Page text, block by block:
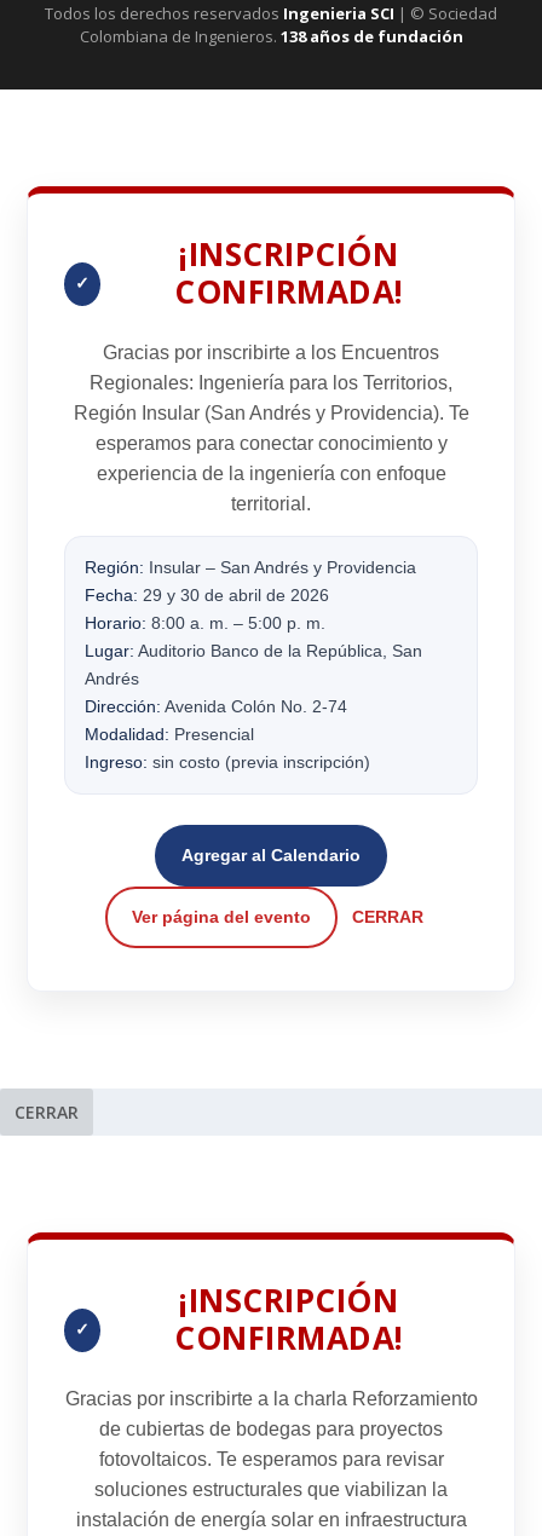
Todos los derechos reservados Ingenieria SCI | © Sociedad
Colombiana de Ingenieros. 138 años de fundación
✓
¡INSCRIPCIÓN
CONFIRMADA!
Gracias por inscribirte a los Encuentros
Regionales: Ingeniería para los Territorios,
Región Insular(San Andrés y Providencia). Te
esperamos para conectar conocimiento y
experiencia de la ingeniería con enfoque
territorial.
Región: Insular – San Andrés y Providencia
Fecha: 29 y 30 de abril de 2026
Horario: 8:00 a. m. – 5:00 p. m.
Lugar: Auditorio Banco de la República, San
Andrés
Dirección: Avenida Colón No. 2-74
Modalidad: Presencial
Ingreso: sin costo (previa inscripción)
Agregar al Calendario
Ver página del evento CERRAR
CERRAR
✓
¡INSCRIPCIÓN
CONFIRMADA!
Gracias por inscribirte a la charla Reforzamiento
de cubiertas de bodegas para proyectos
fotovoltaicos. Te esperamos para revisar
soluciones estructurales que viabilizan la
instalación de energía solar en infraestructura